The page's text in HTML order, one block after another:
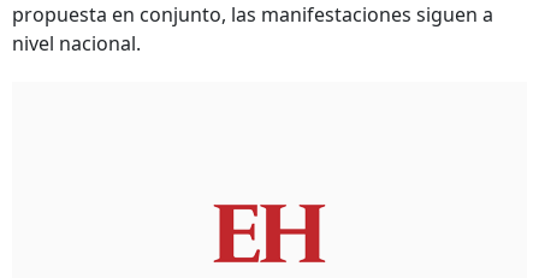
propuesta en conjunto, las manifestaciones siguen a
nivel nacional.